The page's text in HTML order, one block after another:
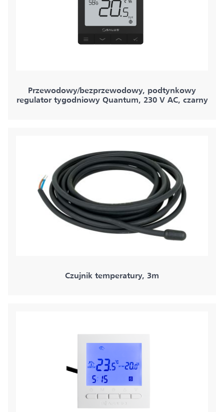
Przewodowy/bezprzewodowy, podtynkowy
regulator tygodniowy Quantum, 230 V AC, czarny
Czujnik temperatury, 3m